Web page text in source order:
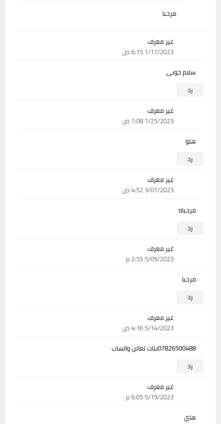
مرحبا
غير معرف
1/17/2023 6:15 ص
سلام خوبی
رد
غير معرف
1/25/2023 7:08 ص
هلو
رد
غير معرف
3/01/2023 4:52 ص
مرحباه
رد
غير معرف
5/09/2023 2:55 م
مرحبا
رد
غير معرف
5/14/2023 4:16 ص
07826500488بنات تعالن واتساب
رد
غير معرف
5/19/2023 6:05 م
هاي